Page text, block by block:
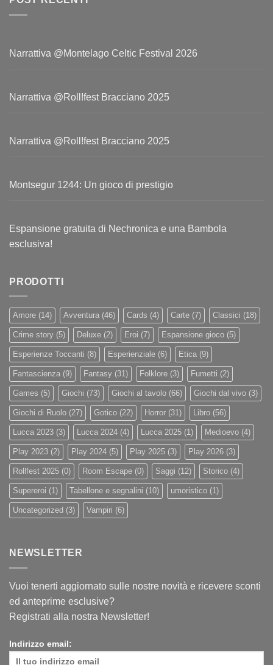
Narrattiva @Montelago Celtic Festival 2026
Narrattiva @Roll!fest Bracciano 2025
Narrattiva @Roll!fest Bracciano 2025
Montsegur 1244: Un gioco di prestigio
Espansione gratuita di Nechronica e una Bambola
esclusiva!
PRODOTTI
Amore (14) Avventura (46) Cards (4) Carte (7) Classici (18)
Crime story (5) Deluxe (2) Eroi (7) Espansione gioco (5)
Esperienze Toccanti (8) Esperienziale (6) Etica (9)
Fantascienza (9) Fantasy (31) Folklore (3) Fumetti (2)
Games (5) Giochi (73) Giochi al tavolo (66) Giochi dal vivo (3)
Giochi di Ruolo (27) Gotico (22) Horror (31) Libro (56)
Lucca 2023 (3) Lucca 2024 (4) Lucca 2025 (1) Medioevo (4)
Play 2023 (2) Play 2024 (5) Play 2025 (3) Play 2026 (3)
Rollfest 2025 (0) Room Escape (0) Saggi (12) Storico (4)
Supereroi (1) Tabellone e segnalini (10) umoristico (1)
Uncategorized (3) Vampiri (6)
NEWSLETTER
Vuoi tenerti aggiornato sulle nostre novità e ricevere sconti
ed anteprime esclusive?
Registrati alla nostra Newsletter!
Indirizzo email: